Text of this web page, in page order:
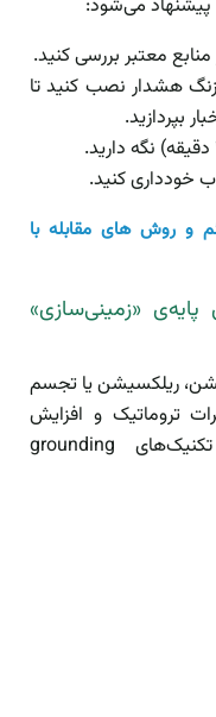
می‌شود:
معتبر بررسی کنید.
هشدار نصب کنید تا
بپردازید.
خودداری کنید.
و روش های مقابله با
«زمینی‌سازی»
ریلکسیشن یا تجسم
تروماتیک و افزایش
سطح اضطراب شوند. در عوض، تکنیک‌های grounding